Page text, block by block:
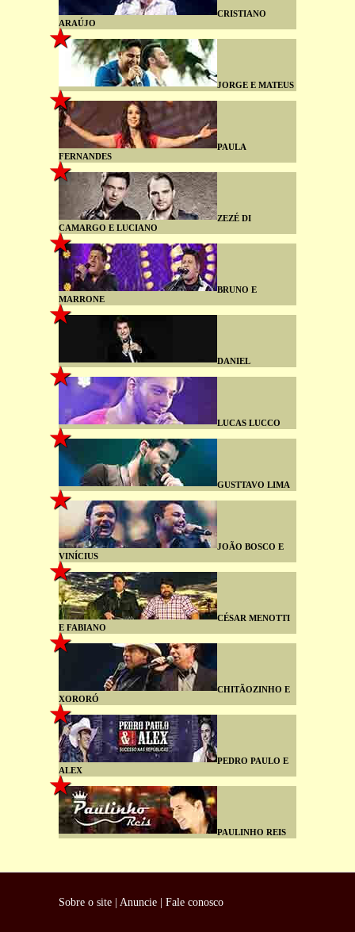
CRISTIANO
ARAÚJO
JORGE E MATEUS
PAULA
FERNANDES
ZEZÉ DI
CAMARGO E LUCIANO
BRUNO E
MARRONE
DANIEL
LUCAS LUCCO
GUSTTAVO LIMA
JOÃO BOSCO E
VINÍCIUS
CÉSAR MENOTTI
E FABIANO
CHITÃOZINHO E
XORORÓ
PEDRO PAULO E
ALEX
PAULINHO REIS
Sobre o site Anuncie Fale conosco